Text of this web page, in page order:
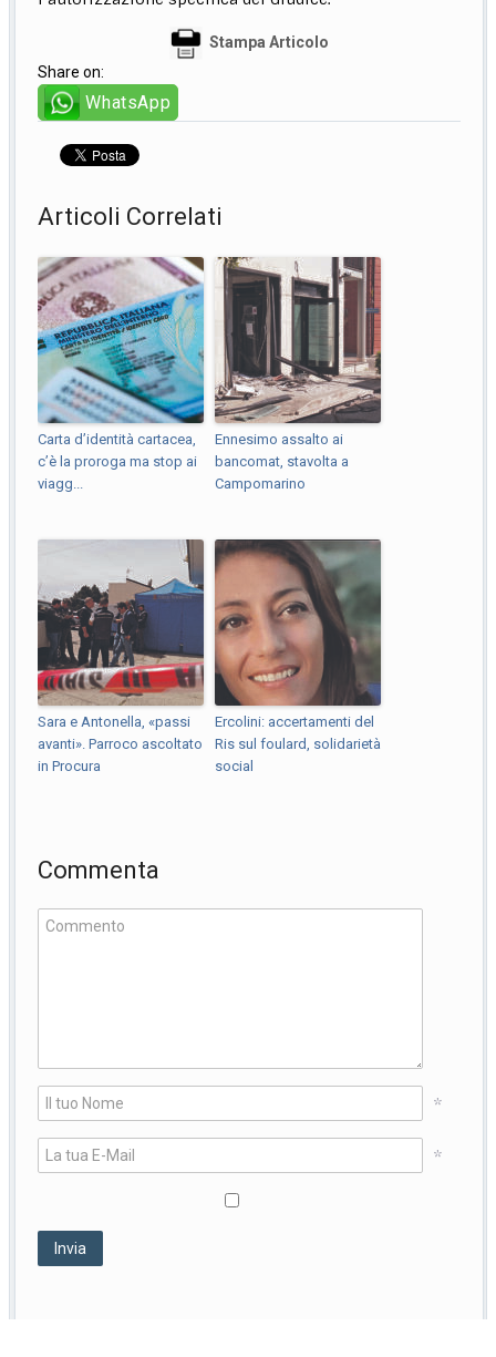
Stampa Articolo
Share on:
WhatsApp
Articoli Correlati
Carta d’identità cartacea,
c’è la proroga ma stop ai
viagg...
Ennesimo assalto ai
bancomat, stavolta a
Campomarino
Sara e Antonella, «passi
avanti». Parroco ascoltato
in Procura
Ercolini: accertamenti del
Ris sul foulard, solidarietà
social
Commenta
*
*